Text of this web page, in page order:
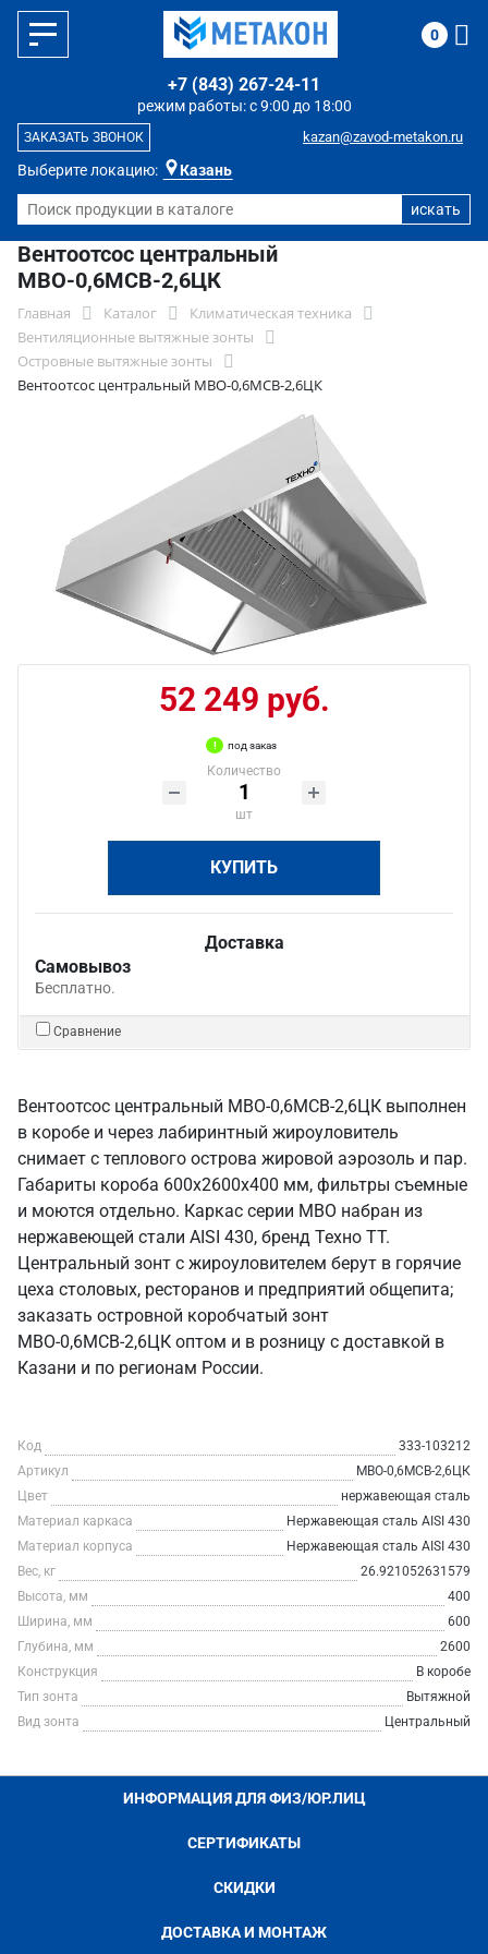
Выберите локацию: Казань
режим работы: с 9:00 до 18:00
+7 (843) 267-24-11
kazan@zavod-metakon.ru
ЗАКАЗАТЬ ЗВОНОК
0
Вентоотсос центральный
МВО-0,6МСВ-2,6ЦК
Главная Каталог
Климатическая техника
Вентиляционные вытяжные зонты
Островные вытяжные зонты
Вентоотсос центральный МВО-0,6МСВ-2,6ЦК
52 249 руб.
под заказ
Количество
шт
КУПИТЬ
Доставка
Самовывоз
Бесплатно.
Сравнение
Вентоотсос центральный МВО-0,6МСВ-2,6ЦК выполнен
в коробе и через лабиринтный жироуловитель
снимает с теплового острова жировой аэрозоль и пар.
Габариты короба 600х2600х400 мм, фильтры съемные
и моются отдельно. Каркас серии МВО набран из
нержавеющей стали AISI 430, бренд Техно ТТ.
Центральный зонт с жироуловителем берут в горячие
цеха столовых, ресторанов и предприятий общепита;
заказать островной коробчатый зонт
МВО-0,6МСВ-2,6ЦК оптом и в розницу с доставкой в
Казани и по регионам России.
Код
333-103212
Артикул
МВО-0,6МСВ-2,6ЦК
Цвет
нержавеющая сталь
Материал каркаса
Нержавеющая сталь AISI 430
Материал корпуса
Нержавеющая сталь AISI 430
Вес, кг
26.921052631579
Высота, мм
400
Ширина, мм
600
Глубина, мм
2600
Конструкция
В коробе
Тип зонта
Вытяжной
Вид зонта
Центральный
ИНФОРМАЦИЯ ДЛЯ ФИЗ/ЮР.ЛИЦ
СЕРТИФИКАТЫ
СКИДКИ
ДОСТАВКА И МОНТАЖ